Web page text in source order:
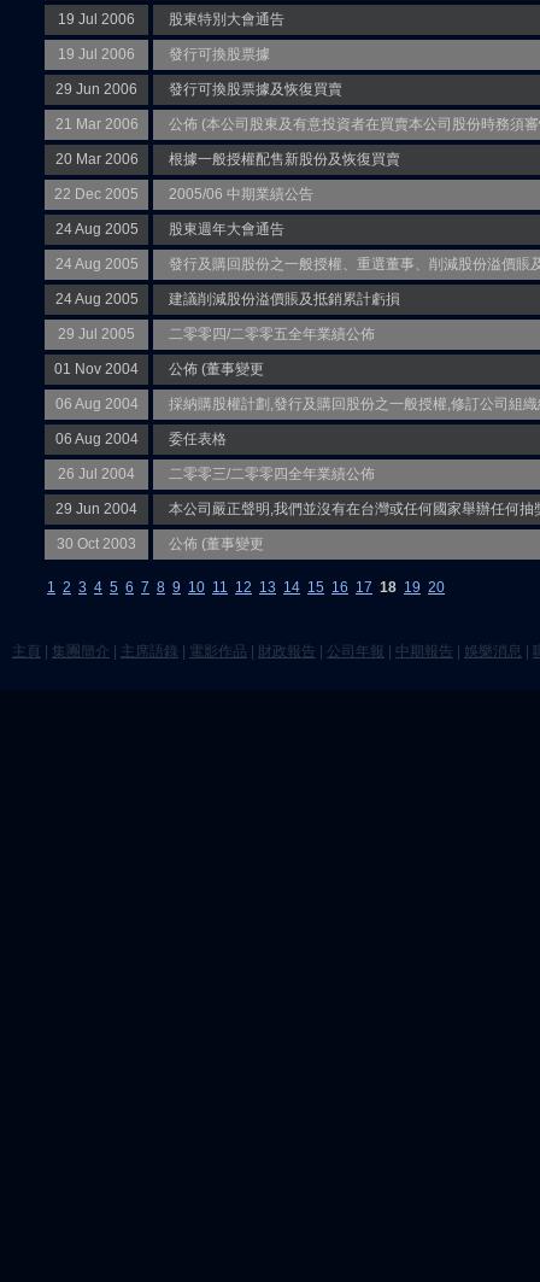
19 Jul 2006 股東特別大會通告
19 Jul 2006 發行可換股票據
29 Jun 2006 發行可換股票據及恢復買賣
21 Mar 2006 公佈 (本公司股東及有意投資者在買賣本公司股份時務須
20 Mar 2006 根據一般授權配售新股份及恢復買賣
22 Dec 2005 2005/06 中期業績公告
24 Aug 2005 股東週年大會通告
24 Aug 2005 發行及購回股份之一般授權、重選董事、削減股份溢價賬
24 Aug 2005 建議削減股份溢價賬及抵銷累計虧損
29 Jul 2005 二零零四/二零零五全年業績公佈
01 Nov 2004 公佈 (董事變更
06 Aug 2004 採納購股權計劃,發行及購回股份之一般授權,修訂公司組
06 Aug 2004 委任表格
26 Jul 2004 二零零三/二零零四全年業績公佈
29 Jun 2004 本公司嚴正聲明,我們並沒有在台灣或任何國家舉辦任何抽
30 Oct 2003 公佈 (董事變更
1 2 3 4 5 6 7 8 9 10 11 12 13 14 15 16 17 18 19 20
主頁 集團簡介 主席語錄 電影作品 財政報告 公司年報 中期報告 娛樂消息